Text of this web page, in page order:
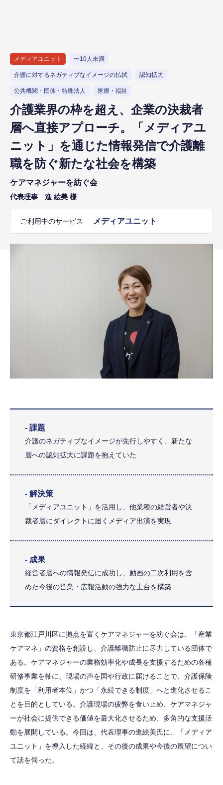
メディアユニット 〜10人未満
介護に対するネガティブなイメージの払拭 認知拡大
公共機関・団体・特殊法人 医療・福祉
介護業界の枠を超え、企業の決裁者
層へ直接アプローチ。「メディアユ
ニット」を通じた情報発信で介護離
職を防ぐ新たな社会を構築
ケアマネジャーを紡ぐ会
代表理事 進 絵美 様
ご利用中のサービス メディアユニット
- 課題
介護のネガティブなイメージが先行しやすく、新たな
層への認知拡大に課題を抱えていた
- 解決策
「メディアユニット」を活用し、他業種の経営者や決
裁者層にダイレクトに届くメディア出演を実現
- 成果
経営者層への情報発信に成功し、動画の二次利用を含
めた今後の営業・広報活動の強力な土台を構築
東京都江戸川区に拠点を置くケアマネジャーを紡ぐ会は、「産業
ケアマネ」の資格を創設し、介護離職防止に尽力している団体で
ある。ケアマネジャーの業務効率化や成長を支援するための各種
研修事業を軸に、現場の声を国や行政に届けることで、介護保険
制度を「利用者本位」かつ「永続できる制度」へと進化させるこ
とを目的としている。介護現場の疲弊を食い止め、ケアマネジャ
ーが社会に提供できる価値を最大化させるため、多角的な支援活
動を展開している。今回は、代表理事の進絵美氏に、「メディア
ユニット」を導入した経緯と、その後の成果や今後の展望につい
て話を伺った。